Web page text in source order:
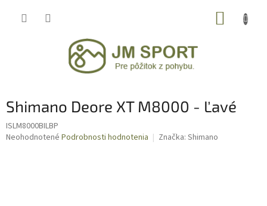
Shimano Deore XT M8000 - Ľavé
ISLM8000BILBP
Priemerné
Neohodnotené Podrobnosti hodnotenia Značka: Shimano